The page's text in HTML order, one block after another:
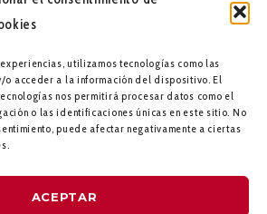
utilizamos tecnologías como las
o acceder a la información del dispositivo. El
nos permitirá procesar datos como el
o las identificaciones únicas en este sitio. No
puede afectar negativamente a ciertas
ACEPTAR